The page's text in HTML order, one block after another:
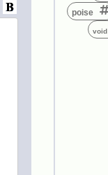
poise
void